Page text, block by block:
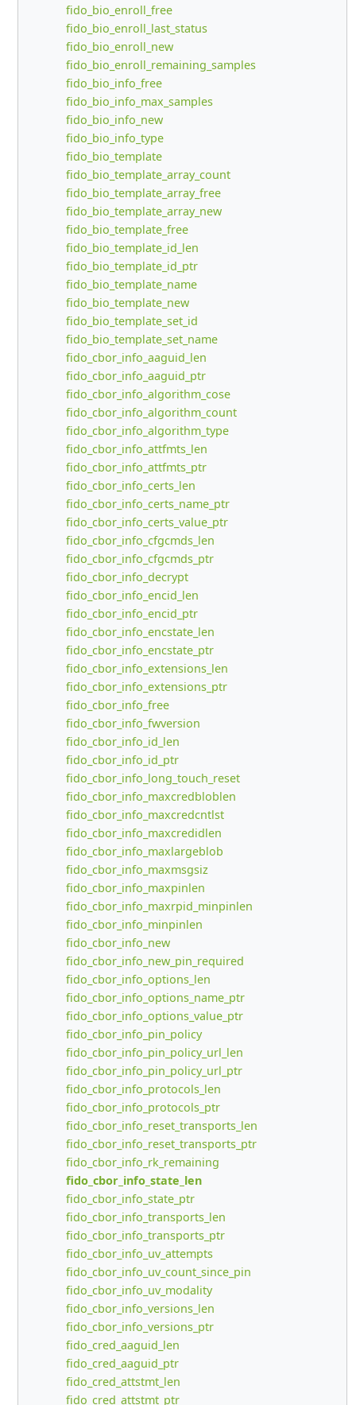
fido_bio_enroll_free
fido_bio_enroll_last_status
fido_bio_enroll_new
fido_bio_enroll_remaining_samples
fido_bio_info_free
fido_bio_info_max_samples
fido_bio_info_new
fido_bio_info_type
fido_bio_template
fido_bio_template_array_count
fido_bio_template_array_free
fido_bio_template_array_new
fido_bio_template_free
fido_bio_template_id_len
fido_bio_template_id_ptr
fido_bio_template_name
fido_bio_template_new
fido_bio_template_set_id
fido_bio_template_set_name
fido_cbor_info_aaguid_len
fido_cbor_info_aaguid_ptr
fido_cbor_info_algorithm_cose
fido_cbor_info_algorithm_count
fido_cbor_info_algorithm_type
fido_cbor_info_attfmts_len
fido_cbor_info_attfmts_ptr
fido_cbor_info_certs_len
fido_cbor_info_certs_name_ptr
fido_cbor_info_certs_value_ptr
fido_cbor_info_cfgcmds_len
fido_cbor_info_cfgcmds_ptr
fido_cbor_info_decrypt
fido_cbor_info_encid_len
fido_cbor_info_encid_ptr
fido_cbor_info_encstate_len
fido_cbor_info_encstate_ptr
fido_cbor_info_extensions_len
fido_cbor_info_extensions_ptr
fido_cbor_info_free
fido_cbor_info_fwversion
fido_cbor_info_id_len
fido_cbor_info_id_ptr
fido_cbor_info_long_touch_reset
fido_cbor_info_maxcredbloblen
fido_cbor_info_maxcredcntlst
fido_cbor_info_maxcredidlen
fido_cbor_info_maxlargeblob
fido_cbor_info_maxmsgsiz
fido_cbor_info_maxpinlen
fido_cbor_info_maxrpid_minpinlen
fido_cbor_info_minpinlen
fido_cbor_info_new
fido_cbor_info_new_pin_required
fido_cbor_info_options_len
fido_cbor_info_options_name_ptr
fido_cbor_info_options_value_ptr
fido_cbor_info_pin_policy
fido_cbor_info_pin_policy_url_len
fido_cbor_info_pin_policy_url_ptr
fido_cbor_info_protocols_len
fido_cbor_info_protocols_ptr
fido_cbor_info_reset_transports_len
fido_cbor_info_reset_transports_ptr
fido_cbor_info_rk_remaining
fido_cbor_info_state_len
fido_cbor_info_state_ptr
fido_cbor_info_transports_len
fido_cbor_info_transports_ptr
fido_cbor_info_uv_attempts
fido_cbor_info_uv_count_since_pin
fido_cbor_info_uv_modality
fido_cbor_info_versions_len
fido_cbor_info_versions_ptr
fido_cred_aaguid_len
fido_cred_aaguid_ptr
fido_cred_attstmt_len
fido_cred_attstmt_ptr